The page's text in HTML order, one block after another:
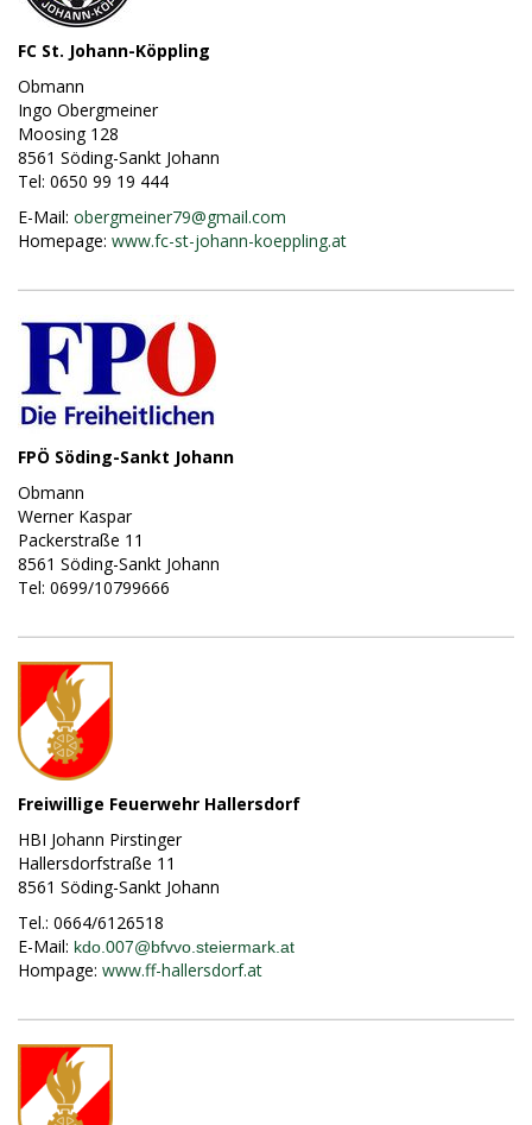
FC St. Johann-Köppling
Obmann
Ingo Obergmeiner
Moosing 128
8561 Söding-Sankt Johann
Tel: 0650 99 19 444
E-Mail: obergmeiner79@gmail.com
Homepage: www.fc-st-johann-koeppling.at
FPÖ Söding-Sankt Johann
Obmann
Werner Kaspar
Packerstraße 11
8561 Söding-Sankt Johann
Tel: 0699/10799666
Freiwillige Feuerwehr Hallersdorf
HBI Johann Pirstinger
Hallersdorfstraße 11
8561 Söding-Sankt Johann
Tel.: 0664/6126518
E-Mail: kdo.007@bfvvo.steiermark.at
Hompage: www.ff-hallersdorf.at